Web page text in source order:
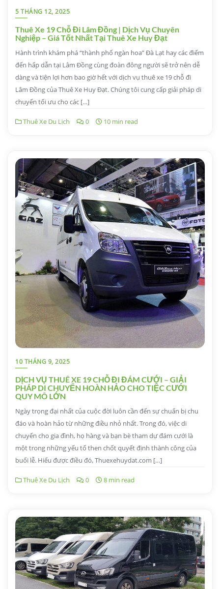
5 THÁNG 12, 2025
Thuê Xe 19 Chỗ Đi Lâm Đồng | Dịch Vụ Chuyên
Nghiệp – Giá Tốt Nhất Tại Thuê Xe Huy Đạt
Hành trình khám phá “thành phố ngàn hoa” Đà Lạt hay các điểm
đến hấp dẫn tại Lâm Đồng cùng đoàn đông người sẽ trở nên dễ
dàng và tiện lợi hơn bao giờ hết với dịch vụ thuê xe 19 chỗ đi
Lâm Đồng của Thuê Xe Huy Đạt. Chúng tôi cung cấp giải pháp di
chuyển tối ưu cho các […]
Thuê Xe Du Lịch 0 10 min read
10 THÁNG 9, 2025
DỊCH VỤ THUÊ XE 19 CHỖ ĐI ĐÁM CƯỚI – GIẢI
PHÁP DI CHUYỂN HOÀN HẢO CHO TIỆC CƯỚI
QUY MÔ LỚN
Ngày trọng đại nhất của cuộc đời luôn cần đến sự chuẩn bị chu
đáo và hoàn hảo từ những điều nhỏ nhất. Trong đó, việc di
chuyển cho gia đình, họ hàng và bạn bè tham dự đám cưới là
một trong những yếu tố then chốt quyết định thành công của
buổi lễ. Hiểu được điều đó, Thuexehuydat.com […]
Thuê Xe Du Lịch 0 8 min read